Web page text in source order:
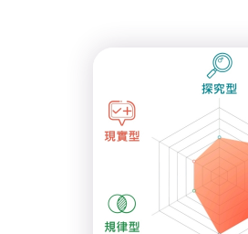
求職錦囊
僱主及企業服務
特別服務項目